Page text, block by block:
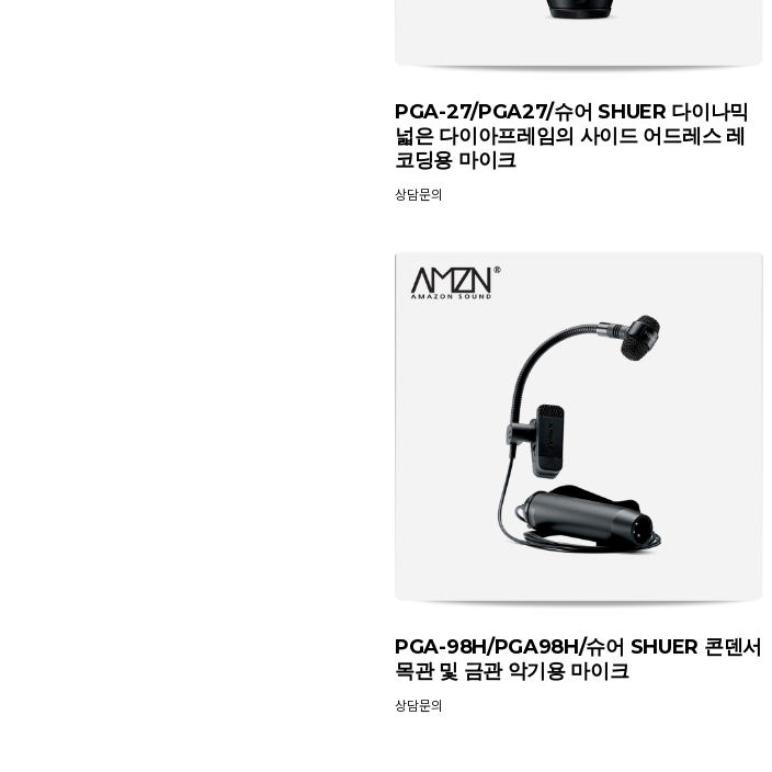
PGA-27/PGA27/슈어 SHUER 다이나믹
넓은 다이아프레임의 사이드 어드레스 레
코딩용 마이크
상담문의
PGA-98H/PGA98H/슈어 SHUER 콘덴서
목관 및 금관 악기용 마이크
상담문의